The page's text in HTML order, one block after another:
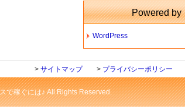
Powered by
WordPress
> サイトマップ > プライバシーポリシー
で稼ぐには♪ All Rights Reserved.